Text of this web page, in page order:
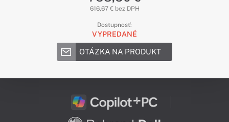
616,67 € bez DPH
Dostupnosť:
VYPREDANÉ
OTÁZKA NA PRODUKT